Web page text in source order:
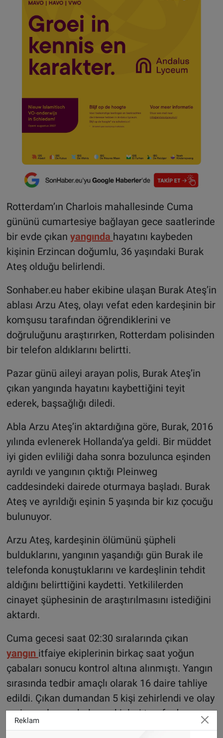
Rotterdam’ın Charlois mahallesinde Cuma
gününü cumartesiye bağlayan gece saatlerinde
bir evde çıkan yangında hayatını kaybeden
kişinin Erzincan doğumlu, 36 yaşındaki Burak
Ateş olduğu belirlendi.
Sonhaber.eu haber ekibine ulaşan Burak Ateş’in
ablası Arzu Ateş, olayı vefat eden kardeşinin bir
komşusu tarafından öğrendiklerini ve
doğruluğunu araştırırken, Rotterdam polisinden
bir telefon aldıklarını belirtti.
Pazar günü aileyi arayan polis, Burak Ateş’in
çıkan yangında hayatını kaybettiğini teyit
ederek, başsağlığı diledi.
Abla Arzu Ateş’in aktardığına göre, Burak, 2016
yılında evlenerek Hollanda’ya geldi. Bir müddet
iyi giden evliliği daha sonra bozulunca eşinden
ayrıldı ve yangının çıktığı Pleinweg
caddesindeki dairede oturmaya başladı. Burak
Ateş ve ayrıldığı eşinin 5 yaşında bir kız çocuğu
bulunuyor.
Arzu Ateş, kardeşinin ölümünü şüpheli
bulduklarını, yangının yaşandığı gün Burak ile
telefonda konuştuklarını ve kardeşlinin tehdit
aldığını belirttiğini kaydetti. Yetkililerden
cinayet şüphesinin de araştırılmasını istediğini
aktardı.
Cuma gecesi saat 02:30 sıralarında çıkan
yangın itfaiye ekiplerinin birkaç saat yoğun
çabaları sonucu kontrol altına alınmıştı. Yangın
sırasında tedbir amaçlı olarak 16 daire tahliye
edildi. Çıkan dumandan 5 kişi zehirlendi ve olay
yerine gelen ambulans ekipleri tarafından
tedavi edildi.
Reklam